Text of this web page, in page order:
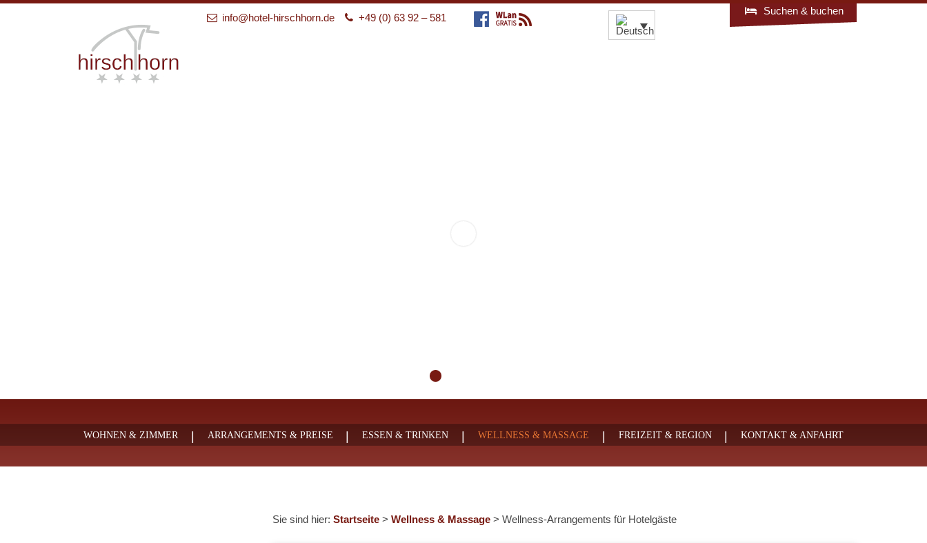
info@hotel-hirschhorn.de +49 (0) 63 92 – 581
Suchen & buchen
WOHNEN & ZIMMER ARRANGEMENTS & PREISE ESSEN & TRINKEN WELLNESS & MASSAGE FREIZEIT & REGION KONTAKT & ANFAHRT
Sie sind hier: Startseite> Wellness & Massage> Wellness-Arrangements für Hotelgäste